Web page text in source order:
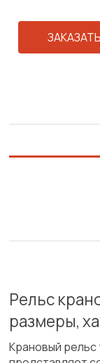
ЗАКАЗАТЬ
Рельс
размеры,
Крановый рельс